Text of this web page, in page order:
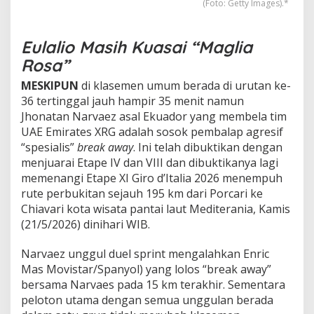
p
V
,
V
I
I
,
d
a
n
X
I
(Foto: Getty Images).*
Eulalio Masih Kuasai “Maglia
Rosa”
MESKIPUN di klasemen umum berada di urutan ke-
36 tertinggal jauh hampir 35 menit namun
Jhonatan Narvaez asal Ekuador yang membela tim
UAE Emirates XRG adalah sosok pembalap agresif
“spesialis”break away. Ini telah dibuktikan dengan
menjuarai Etape IV dan VIII dan dibuktikanya lagi
memenangi Etape XI Giro d’Italia 2026 menempuh
rute perbukitan sejauh 195 km dari Porcari ke
Chiavari kota wisata pantai laut Mediterania, Kamis
(21/5/2026) dinihari WIB.
Narvaez unggul duel sprint mengalahkan Enric
Mas Movistar/Spanyol) yang lolos “break away”
bersama Narvaes pada 15 km terakhir. Sementara
peloton utama dengan semua unggulan berada